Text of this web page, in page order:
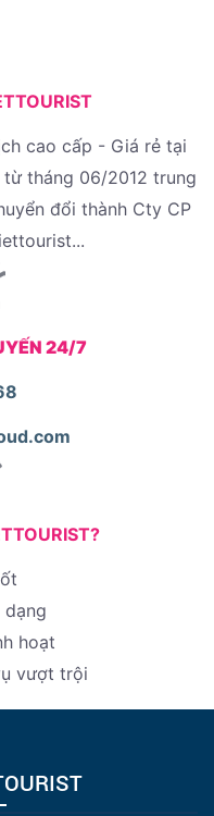
cao cấp - Giá rẻ tại
tháng 06/2012 trung
đổi thành Cty CP
24/7
hoạt
vượt trội